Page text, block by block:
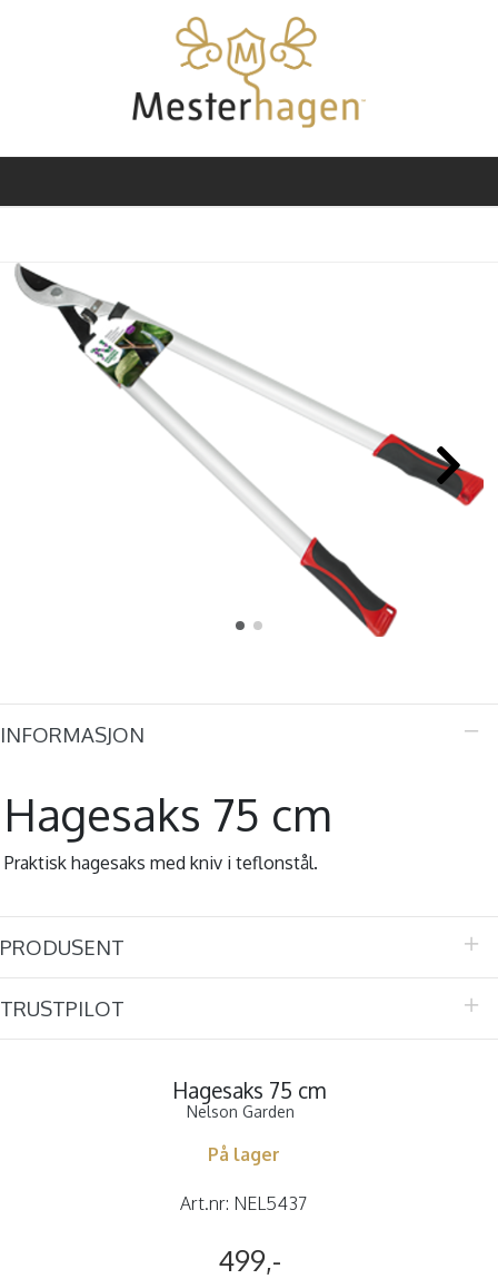
INFORMASJON
Hagesaks 75 cm
Praktisk hagesaks med kniv i teflonstål.
PRODUSENT
TRUSTPILOT
Hagesaks 75 cm
Nelson Garden
På lager
Art.nr: NEL5437
499,-